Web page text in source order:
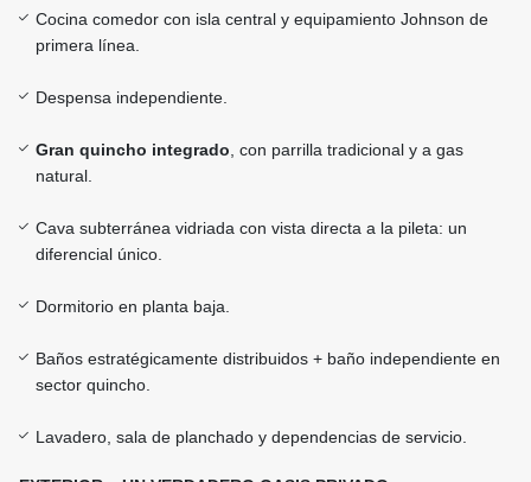
Cocina comedor con isla central y equipamiento Johnson de
primera línea.
Despensa independiente.
Gran quincho integrado , con parrilla tradicional y a gas
natural.
Cava subterránea vidriada con vista directa a la pileta: un
diferencial único.
Dormitorio en planta baja.
Baños estratégicamente distribuidos + baño independiente en
sector quincho.
Lavadero, sala de planchado y dependencias de servicio.